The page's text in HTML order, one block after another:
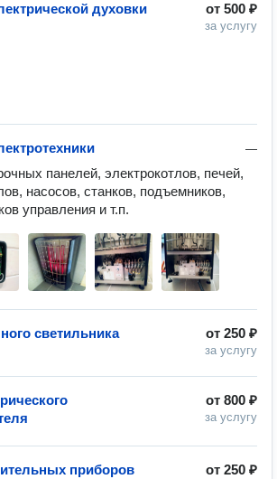
от 500 ₽
за услугу
духовки
—
панелей, электрокотлов, печей,
насосов, станков, подъемников,
управления и т.п.
от 250 ₽
за услугу
светильника
от 800 ₽
за услугу
от 250 ₽
приборов